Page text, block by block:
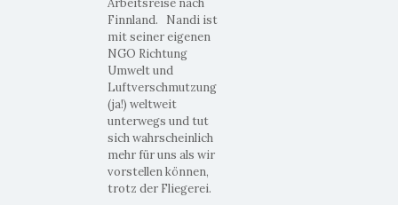
Finnland. Nandi ist
mit seiner eigenen
NGO Richtung
Umwelt und
Luftverschmutzung
(ja!) weltweit
unterwegs und tut
sich wahrscheinlich
mehr für uns als wir
vorstellen können,
trotz der Fliegerei.